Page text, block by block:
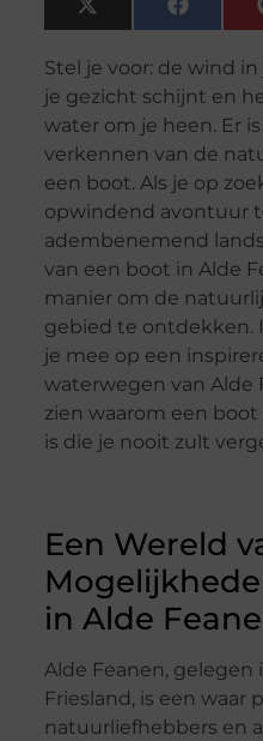
X
(Twitter)
Stel je voor: de wind
je gezicht schijnt en
water om je heen. Er
verkennen van de
een boot. Als je op
opwindend avontuur
adembenemend
van een boot in Alde
manier om de
gebied te ontdekken.
je mee op een
waterwegen van Alde
zien waarom een
is die je nooit zult
Een Wereld
in Alde
Alde Feanen, gelegen
Friesland, is een waar
natuurliefhebbers en